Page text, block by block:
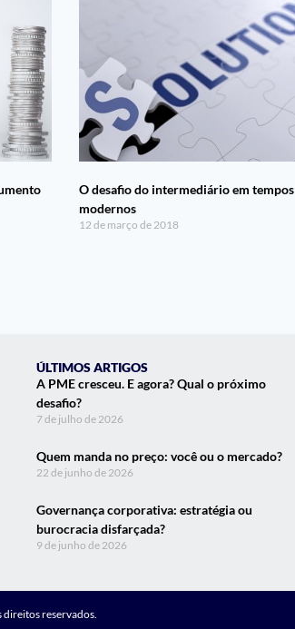
O desafio do intermediário em tempos
modernos
12 de março de 2018
ÚLTIMOS ARTIGOS
A PME cresceu. E agora? Qual o próximo
desafio?
7 de julho de 2026
Quem manda no preço: você ou o mercado?
22 de junho de 2026
Governança corporativa: estratégia ou
burocracia disfarçada?
9 de junho de 2026
direitos reservados.